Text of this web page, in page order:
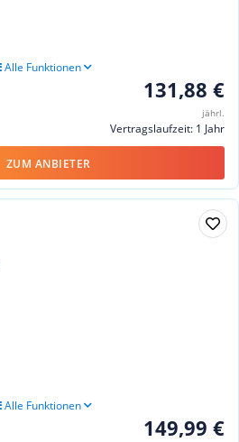
Alle Funktionen
131,88 €
jährl.
Vertragslaufzeit: 1 Jahr
ZUM ANBIETER
Alle Funktionen
149,99 €